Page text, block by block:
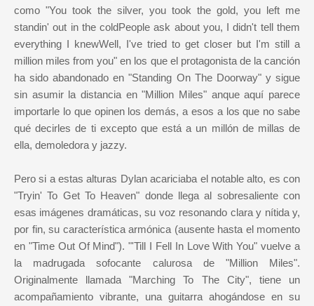
como "You took the silver, you took the gold, you left me
standin' out in the coldPeople ask about you, I didn't tell them
everything I knewWell, I've tried to get closer but I'm still a
million miles from you" en los que el protagonista de la canción
ha sido abandonado en "Standing On The Doorway" y sigue
sin asumir la distancia en "Million Miles" anque aquí parece
importarle lo que opinen los demás, a esos a los que no sabe
qué decirles de ti excepto que está a un millón de millas de
ella, demoledora y jazzy.
Pero si a estas alturas Dylan acariciaba el notable alto, es con
"Tryin' To Get To Heaven" donde llega al sobresaliente con
esas imágenes dramáticas, su voz resonando clara y nítida y,
por fin, su característica armónica (ausente hasta el momento
en "Time Out Of Mind"). "'Till I Fell In Love With You" vuelve a
la madrugada sofocante calurosa de "Million Miles".
Originalmente llamada "Marching To The City", tiene un
acompañamiento vibrante, una guitarra ahogándose en su